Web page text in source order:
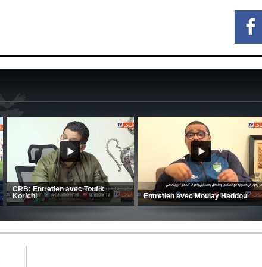
CSC: La préparation des hommes
d’Amrani se poursuit en Tunisie
MCA: Kaci-Saïd évoque le large
succès du Mouloudia face au FC
MFM